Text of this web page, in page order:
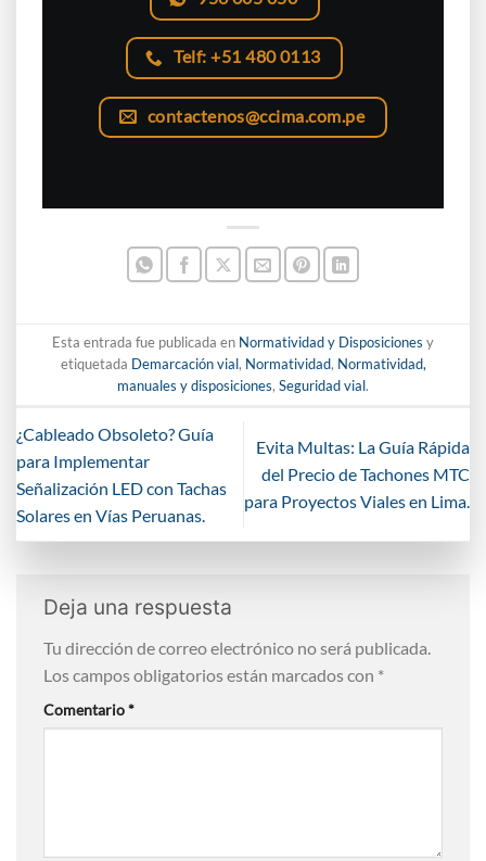
Telf: +51 480 0113
contactenos@ccima.com.pe
Esta entrada fue publicada en Normatividad y Disposiciones y
etiquetada Demarcación vial, Normatividad, Normatividad,
manuales y disposiciones, Seguridad vial.
¿Cableado Obsoleto? Guía
para Implementar
Señalización LED con Tachas
Solares en Vías Peruanas.
Evita Multas: La Guía Rápida
del Precio de Tachones MTC
para Proyectos Viales en Lima.
Deja una respuesta
Tu dirección de correo electrónico no será publicada.
Los campos obligatorios están marcados con *
Comentario*